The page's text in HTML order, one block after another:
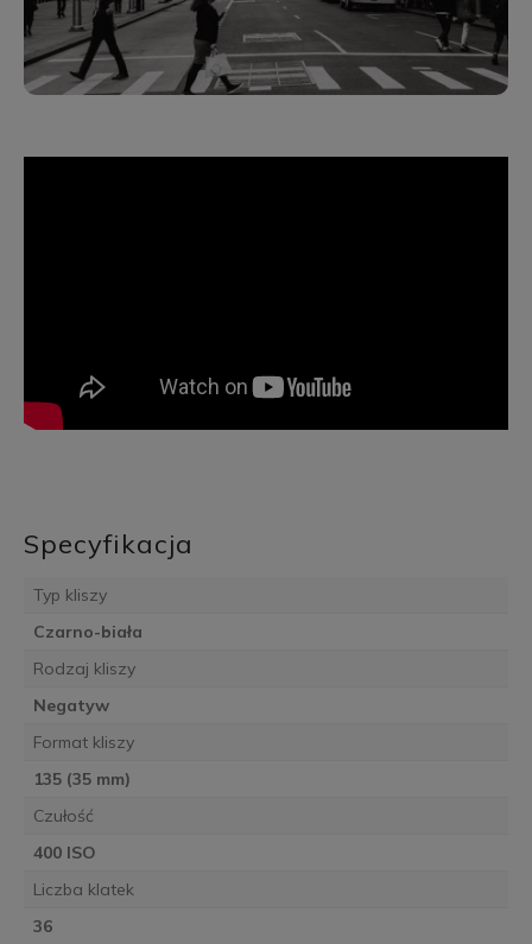
Specyfikacja
Typ kliszy
Czarno-biała
Rodzaj kliszy
Negatyw
Format kliszy
135 (35 mm)
Czułość
400 ISO
Liczba klatek
36